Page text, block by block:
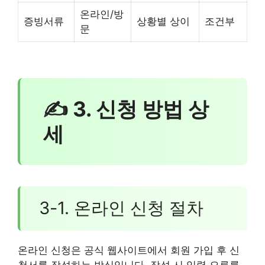
증빙서류
온라인/방
문
상황별 상이 조건부
✍ 3. 신청 방법 상
세
3-1. 온라인 신청 절차
온라인 신청은 공식 웹사이트에서 회원 가입 후 신